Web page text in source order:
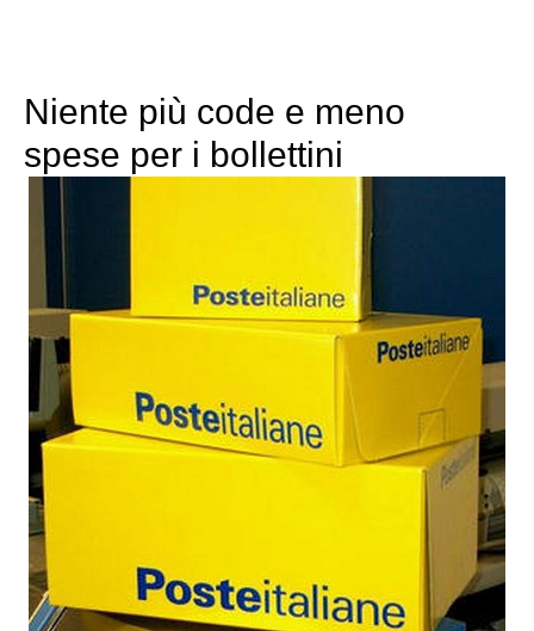
Niente più code e meno
spese per i bollettini